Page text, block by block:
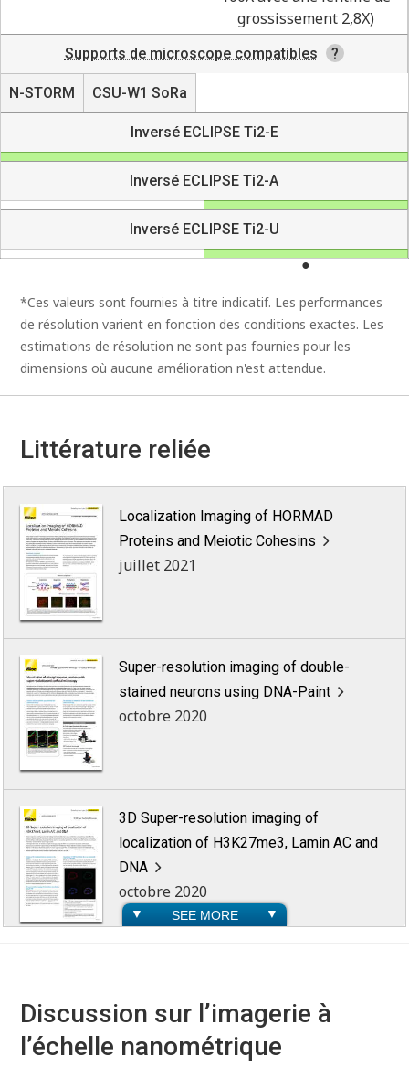
grossissement 2,8X)
Supports de microscope compatibles
N-STORM CSU-W1 SoRa
Inversé ECLIPSE Ti2-E
Inversé ECLIPSE Ti2-A
Inversé ECLIPSE Ti2-U
*Ces valeurs sont fournies à titre indicatif. Les performances
de résolution varient en fonction des conditions exactes. Les
estimations de résolution ne sont pas fournies pour les
dimensions où aucune amélioration n'est attendue.
Littérature reliée
Localization Imaging of HORMAD
Proteins and Meiotic Cohesins
juillet 2021
Super-resolution imaging of double-
stained neurons using DNA-Paint
octobre 2020
3D Super-resolution imaging of
localization of H3K27me3, Lamin AC and
DNA
octobre 2020
confocal microscopy
juillet 2020
SEE MORE
Discussion sur l’imagerie à
l’échelle nanométrique